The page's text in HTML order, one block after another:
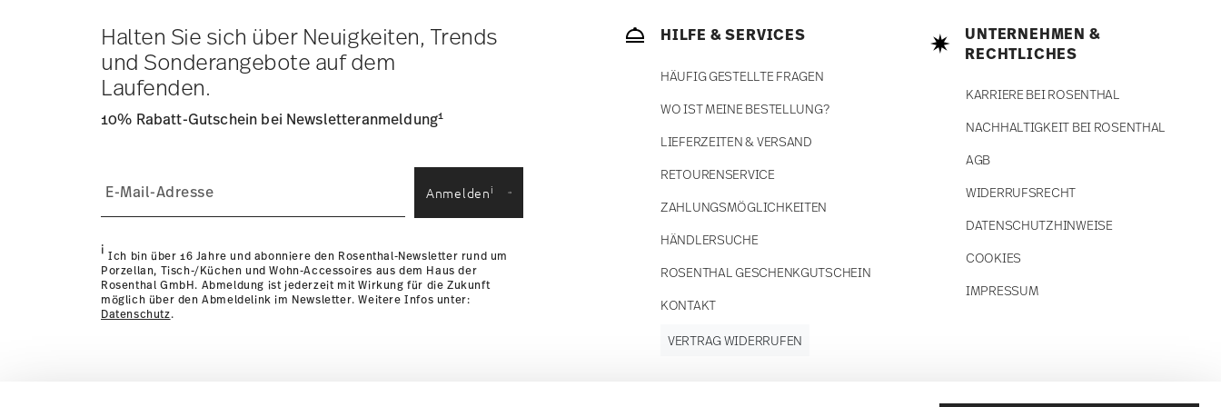
Lieferzeit innerhalb Deutschlands:
3-5 Werktage für vorrätige Artikel. Sie können die Lieferzeiten in
andere Länderhier einsehen.
Retouren:Für Retouren nutzen Sie bitte unserenRetourenservice
Halten Sie sich über Neuigkeiten, Trends
und Sonderangebote auf dem
Laufenden.
10% Rabatt-Gutschein bei Newsletteranmeldung1
Anmeldeni
i Ich bin über 16 Jahre und abonniere den Rosenthal-Newsletter rund um
Porzellan, Tisch-/Küchen und Wohn-Accessoires aus dem Haus der
Rosenthal GmbH. Abmeldung ist jederzeit mit Wirkung für die Zukunft
möglich über den Abmeldelink im Newsletter. Weitere Infos unter:
Datenschutz.
HILFE & SERVICES
HÄUFIG GESTELLTE FRAGEN
WO IST MEINE BESTELLUNG?
LIEFERZEITEN & VERSAND
RETOURENSERVICE
ZAHLUNGSMÖGLICHKEITEN
HÄNDLERSUCHE
ROSENTHAL GESCHENKGUTSCHEIN
KONTAKT
UNTERNEHMEN &
RECHTLICHES
KARRIERE BEI ROSENTHAL
NACHHALTIGKEIT BEI ROSENTHAL
AGB
WIDERRUFSRECHT
DATENSCHUTZHINWEISE
COOKIES
IMPRESSUM
VERTRAG WIDERRUFEN